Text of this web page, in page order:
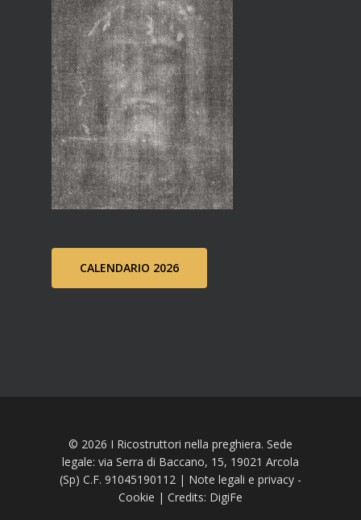
CALENDARIO 2026
© 2026 I Ricostruttori nella preghiera. Sede
legale: via Serra di Baccano, 15, 19021 Arcola
(Sp) C.F. 91045190112 | Note legali e privacy -
Cookie | Credits: DigiFe